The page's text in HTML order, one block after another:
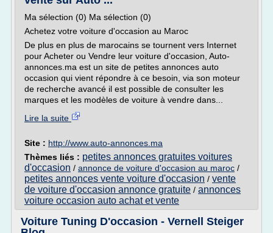
Ma sélection (0) Ma sélection (0)
Achetez votre voiture d'occasion au Maroc
De plus en plus de marocains se tournent vers Internet
pour Acheter ou Vendre leur voiture d'occasion, Auto-
annonces.ma est un site de petites annonces auto
occasion qui vient répondre à ce besoin, via son moteur
de recherche avancé il est possible de consulter les
marques et les modèles de voiture à vendre dans...
Lire la suite
Site : http://www.auto-annonces.ma
Thèmes liés : petites annonces gratuites voitures
d'occasion / annonce de voiture d'occasion au maroc /
petites annonces vente voiture d'occasion / vente
de voiture d'occasion annonce gratuite / annonces
voiture occasion auto achat et vente
Voiture Tuning D'occasion - Vernell Steiger